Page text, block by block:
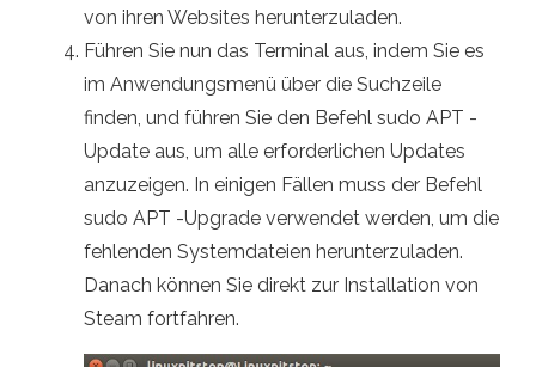
von ihren Websites herunterzuladen.
Führen Sie nun das Terminal aus, indem Sie es
im Anwendungsmenü über die Suchzeile
finden, und führen Sie den Befehl sudo APT -
Update aus, um alle erforderlichen Updates
anzuzeigen. In einigen Fällen muss der Befehl
sudo APT -Upgrade verwendet werden, um die
fehlenden Systemdateien herunterzuladen.
Danach können Sie direkt zur Installation von
Steam fortfahren.